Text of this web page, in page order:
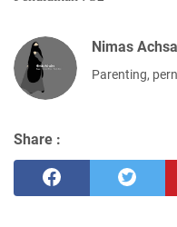
Nimas
Parenting,
Share :